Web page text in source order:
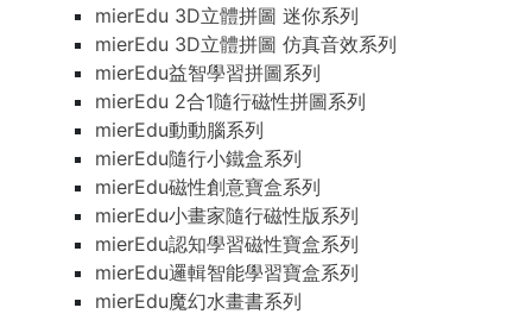
mierEdu 3D立體拼圖 迷你系列
mierEdu 3D立體拼圖 仿真音效系列
mierEdu益智學習拼圖系列
mierEdu 2合1隨行磁性拼圖系列
mierEdu動動腦系列
mierEdu隨行小鐵盒系列
mierEdu磁性創意寶盒系列
mierEdu小畫家隨行磁性版系列
mierEdu認知學習磁性寶盒系列
mierEdu邏輯智能學習寶盒系列
mierEdu魔幻水畫書系列